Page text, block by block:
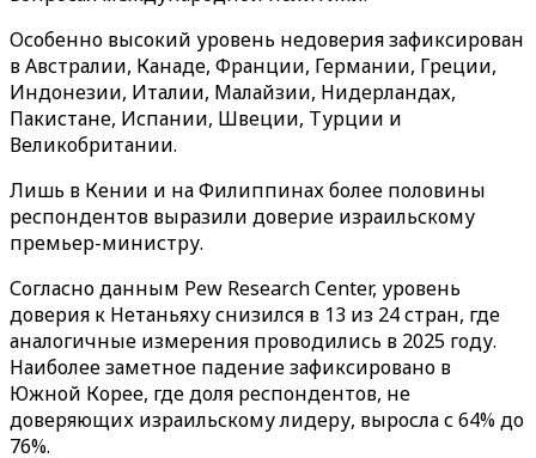
Особенно высокий уровень недоверия зафиксирован
в Австралии, Канаде, Франции, Германии, Греции,
Индонезии, Италии, Малайзии, Нидерландах,
Пакистане, Испании, Швеции, Турции и
Великобритании.
Лишь в Кении и на Филиппинах более половины
респондентов выразили доверие израильскому
премьер-министру.
Согласно данным Pew Research Center, уровень
доверия к Нетаньяху снизился в 13 из 24 стран, где
аналогичные измерения проводились в 2025 году.
Наиболее заметное падение зафиксировано в
Южной Корее, где доля респондентов, не
доверяющих израильскому лидеру, выросла с 64% до
76%.